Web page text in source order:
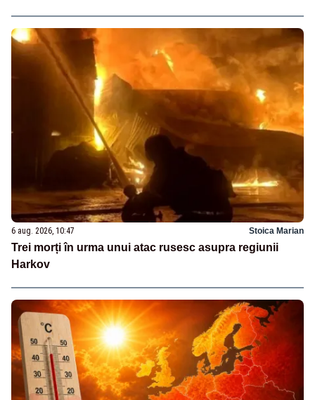
6 aug. 2026, 10:47 Stoica Marian
Trei morți în urma unui atac rusesc asupra regiunii
Harkov